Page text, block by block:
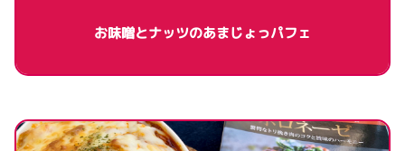
お味噌とナッツのあまじょっパフェ